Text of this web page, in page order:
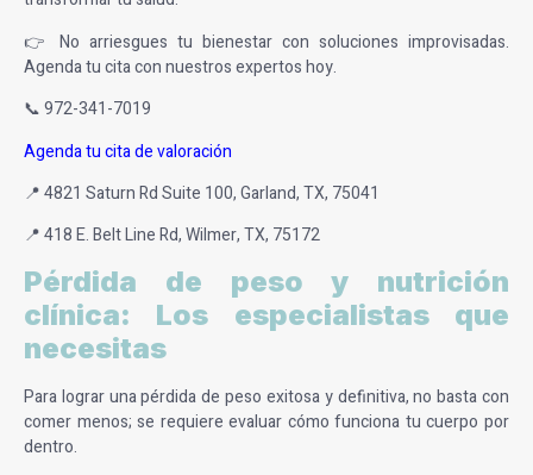
👉 No arriesgues tu bienestar con soluciones improvisadas.
Agenda tu cita con nuestros expertos hoy.
📞972-341-7019
Agenda tu cita de valoración
📍 4821 Saturn Rd Suite 100, Garland, TX, 75041
📍 418 E. Belt Line Rd, Wilmer, TX, 75172
Pérdida de peso y nutrición
clínica: Los especialistas que
necesitas
Para lograr una pérdida de peso exitosa y definitiva, no basta con
comer menos; se requiere evaluar cómo funciona tu cuerpo por
dentro.